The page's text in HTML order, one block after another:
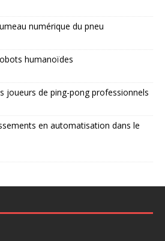
numérique du pneu
humanoïdes
joueurs de ping-pong professionnels
en automatisation dans le